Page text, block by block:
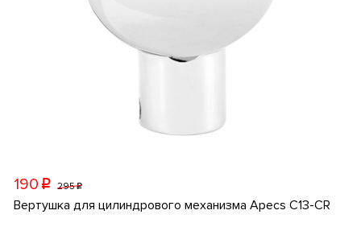
190 p 295p
Вертушка для цилиндрового механизма Apecs C13-CR